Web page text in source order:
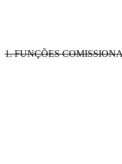
1. FUNÇÕES